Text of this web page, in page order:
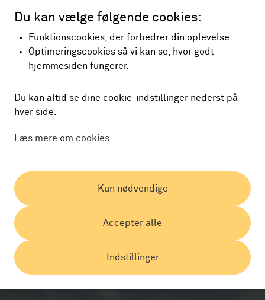
Du kan vælge følgende cookies:
Funktionscookies, der forbedrer din oplevelse.
Optimeringscookies så vi kan se, hvor godt
hjemmesiden fungerer.
Du kan altid se dine cookie-indstillinger nederst på
hver side.
Læs mere om cookies
Indstillinger
Accepter alle
Kun nødvendige